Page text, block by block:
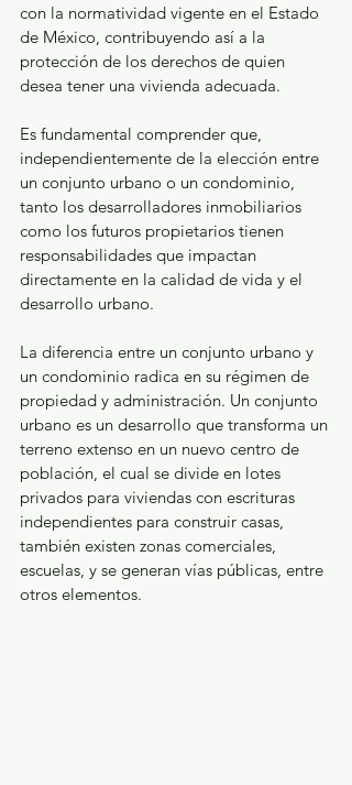
con la normatividad vigente en el Estado
de México, contribuyendo así a la
protección de los derechos de quien
desea tener una vivienda adecuada.
Es fundamental comprender que,
independientemente de la elección entre
un conjunto urbano o un condominio,
tanto los desarrolladores inmobiliarios
como los futuros propietarios tienen
responsabilidades que impactan
directamente en la calidad de vida y el
desarrollo urbano.
La diferencia entre un conjunto urbano y
un condominio radica en su régimen de
propiedad y administración. Un conjunto
urbano es un desarrollo que transforma un
terreno extenso en un nuevo centro de
población, el cual se divide en lotes
privados para viviendas con escrituras
independientes para construir casas,
también existen zonas comerciales,
escuelas, y se generan vías públicas, entre
otros elementos.